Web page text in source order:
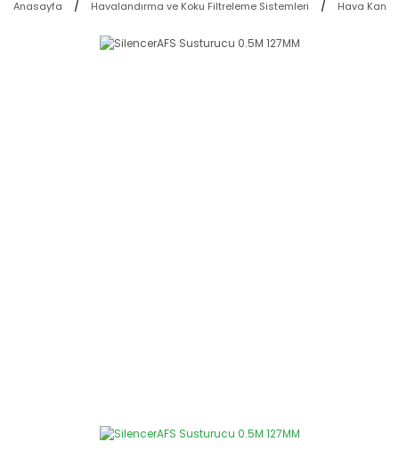
Anasayfa Havalandırma ve Koku Filtreleme Sistemleri Hava